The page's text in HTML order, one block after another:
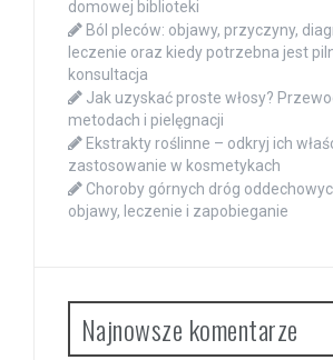
domowej biblioteki
Ból pleców: objawy, przyczyny,
leczenie oraz kiedy potrzebna jest
konsultacja
Jak uzyskać proste włosy?
metodach i pielęgnacji
Ekstrakty roślinne – odkryj ich
zastosowanie w kosmetykach
Choroby górnych dróg
objawy, leczenie i zapobieganie
Najnowsze komentarze